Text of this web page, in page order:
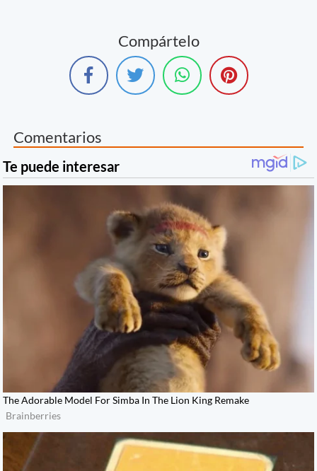
Compártelo
Comentarios